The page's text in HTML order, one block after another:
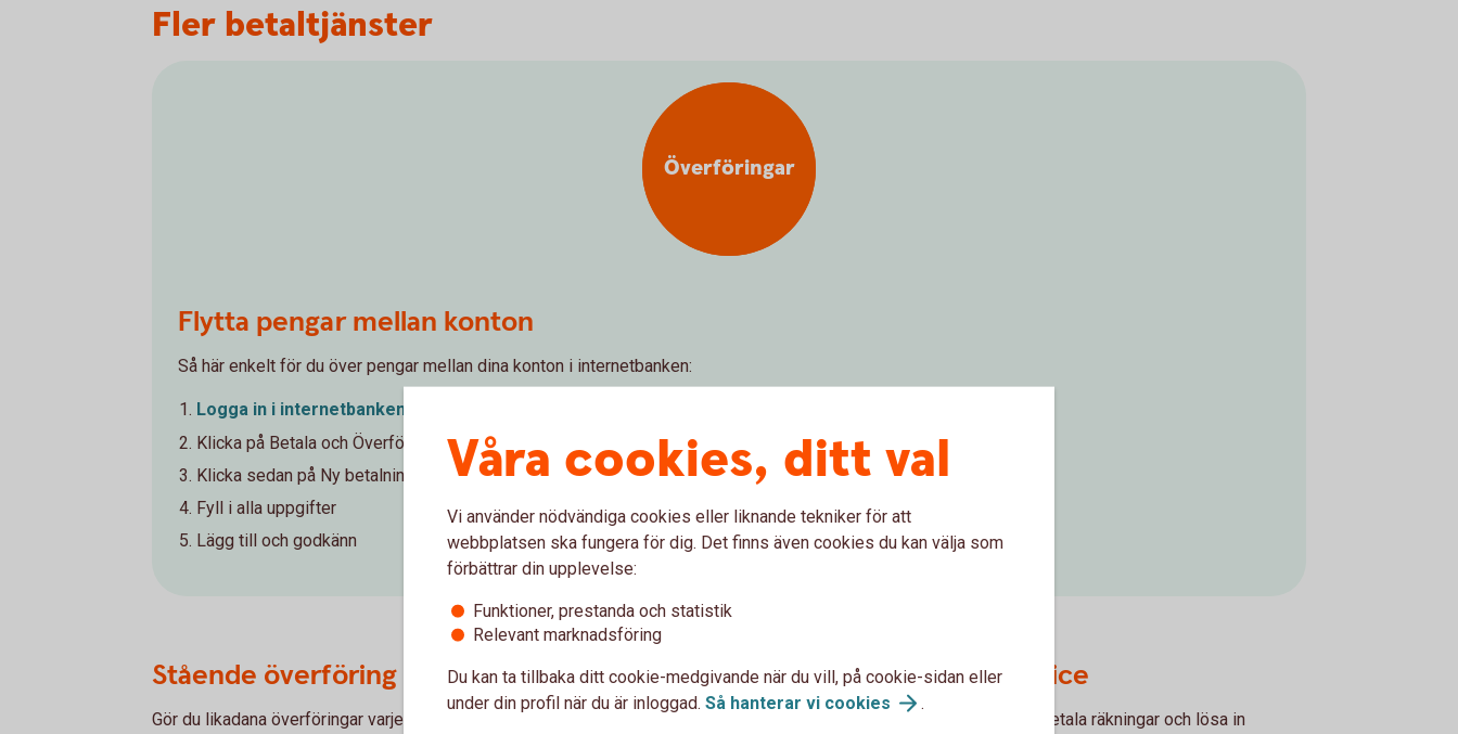
Fler betaltjänster
Flytta pengar mellan konton
Så här enkelt för du över pengar mellan dina konton i internetbanken:
Logga in i internetbanken
Klicka på Betala och Överföra i menyvalet
Klicka sedan på Ny betalning/Överföring
Fyll i alla uppgifter
Lägg till och godkänn
Överföringar
Stående överföring
Gör du likadana överföringar varje månad? Vill du börja spara regelbundet?
Dödsbo – betalningsservice
Du som är dödsbodelägare får hjälp att betala räkningar och lösa in
Våra cookies, ditt val
Vi använder nödvändiga cookies eller liknande tekniker för att
webbplatsen ska fungera för dig. Det finns även cookies du kan välja som
förbättrar din upplevelse:
Funktioner, prestanda och statistik
Relevant marknadsföring
Du kan ta tillbaka ditt cookie-medgivande när du vill, på cookie-sidan eller
under din profil när du är inloggad. Så hanterar vi cookies .